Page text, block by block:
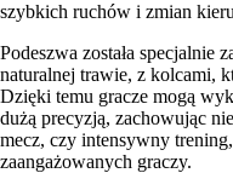
szybkich ruchów i zmian
Podeszwa została specjalnie
naturalnej trawie, z kolcami,
Dzięki temu gracze mogą
dużą precyzją, zachowując
mecz, czy intensywny
zaangażowanych graczy.